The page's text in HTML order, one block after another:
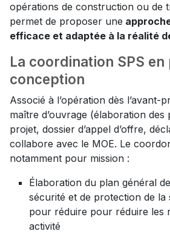
opérations de construction ou de
permet de proposer une
efficace et adaptée à la réalité
La coordination SPS en
conception
Associé à l’opération dès l’avant-
maître d’ouvrage (élaboration des
projet, dossier d’appel d’offre,
collabore avec le MOE. Le
notamment pour mission :
Élaboration du plan général
sécurité et de protection de la
pour réduire pour réduire les
activité